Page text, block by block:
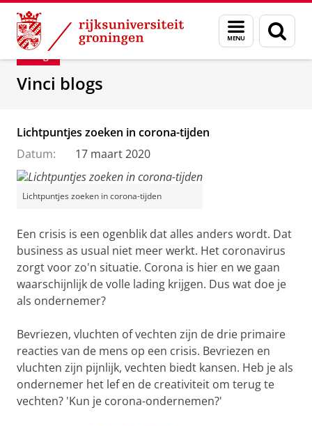
Skip
Content
Skip
Navigation
Menu
en
zoeken
Department of Innovation Management &
Blog
Vinci blogs
Lichtpuntjes zoeken in corona-tijden
Datum:
17 maart 2020
Lichtpuntjes zoeken in corona-tijden
Een crisis is een ogenblik dat alles anders wordt. Dat
business as usual niet meer werkt. Het coronavirus
zorgt voor zo'n situatie. Corona is hier en we gaan
waarschijnlijk de volle lading krijgen. Dus wat doe je
als ondernemer?
Bevriezen, vluchten of vechten zijn de drie primaire
reacties van de mens op een crisis. Bevriezen en
vluchten zijn pijnlijk, vechten biedt kansen. Heb je als
ondernemer het lef en de creativiteit om terug te
vechten? 'Kun je corona-ondernemen?'